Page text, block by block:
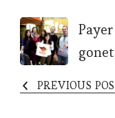
Post
PREVIOUS